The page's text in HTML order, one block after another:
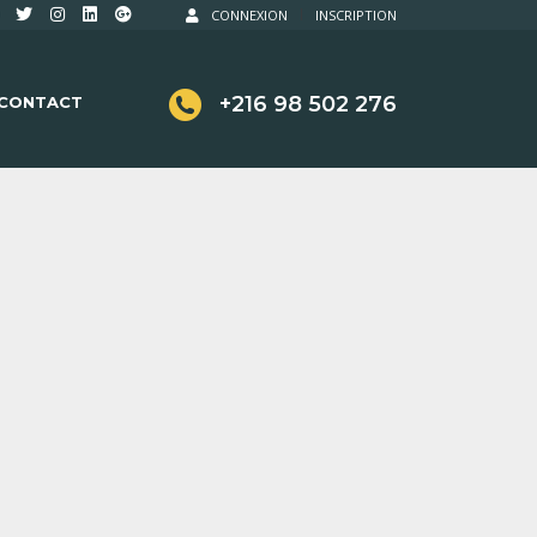
CONNEXION INSCRIPTION
+216 98 502 276